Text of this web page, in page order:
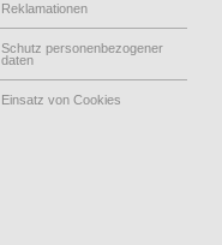
Reklamationen
Schutz personenbezogener
daten
Einsatz von Cookies